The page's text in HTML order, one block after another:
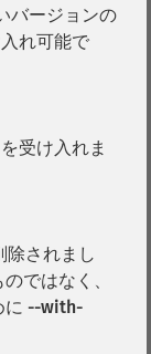
バージョンの
れ可能で
受け入れま
除されまし
ではなく、
に --with-